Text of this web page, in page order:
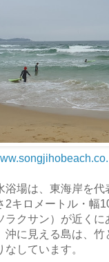
浴場は、東海岸を
2キロメートル・幅
ラクサン）が近く
沖に見える島は、
しています。